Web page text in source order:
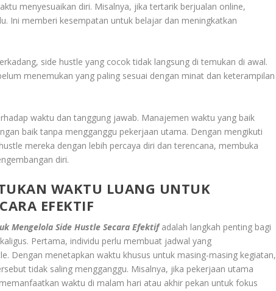
menyesuaikan diri. Misalnya, jika tertarik berjualan online,
Ini memberi kesempatan untuk belajar dan meningkatkan
side hustle yang cocok tidak langsung di temukan di awal.
menemukan yang paling sesuai dengan minat dan keterampilan
waktu dan tanggung jawab. Manajemen waktu yang baik
baik tanpa mengganggu pekerjaan utama. Dengan mengikuti
mereka dengan lebih percaya diri dan terencana, membuka
diri.
WAKTU LUANG UNTUK
EFEKTIF
Mengelola Side Hustle Secara Efektifadalah langkah penting bagi
Pertama, individu perlu membuat jadwal yang
Dengan menetapkan waktu khusus untuk masing-masing kegiatan,
tidak saling mengganggu. Misalnya, jika pekerjaan utama
waktu di malam hari atau akhir pekan untuk fokus